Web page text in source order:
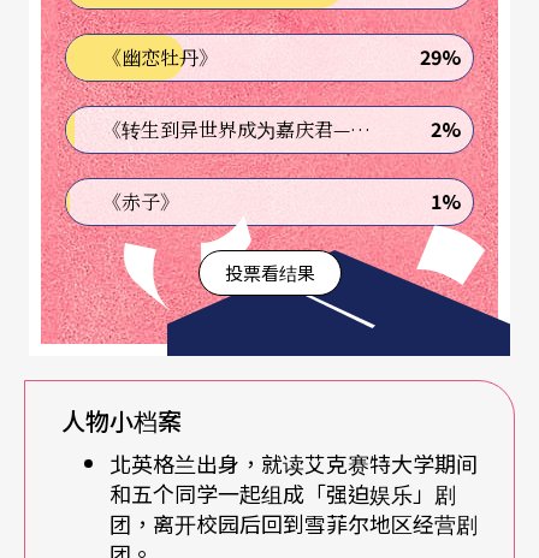
「由六个艺术家所组成」的团体
八○年代，英国在柴契尔的掌政下逐渐脱离二战以
来的经济低迷，然而，「柴契尔主义」也严重冲击
英国传统产业的生存。而艾契尔与「强迫娱乐」所
驻扎的雪菲尔（Sheffield）地区便是当时因不满当
局所发生的「矿工大罢工」事件（Miner’s Strik
e）的主舞台。在这样的气氛下，艺术圈弥漫了一股
不安份的情绪；政治和社会的情势影响了北英格兰
创作者明显的左倾思维之外，也刺激了当时如「强
迫娱乐」等前卫剧团的兴起，并且对于传统剧场界
提出诘问。
《幽恋牡丹》 29%
《转生到异世界成为嘉庆君—发现我的祖先是诈骗集团!?》 2%
《赤子》 1%
投票看结果
人物小档案
北英格兰出身，就读艾克赛特大学期间
和五个同学一起组成「强迫娱乐」剧
团，离开校园后回到雪菲尔地区经营剧